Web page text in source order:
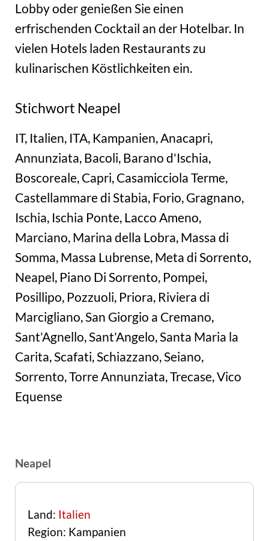
Lobby oder genießen Sie einen
erfrischenden Cocktail an der Hotelbar. In
vielen Hotels laden Restaurants zu
kulinarischen Köstlichkeiten ein.
Stichwort Neapel
IT, Italien, ITA, Kampanien, Anacapri,
Annunziata, Bacoli, Barano d'Ischia,
Boscoreale, Capri, Casamicciola Terme,
Castellammare di Stabia, Forio, Gragnano,
Ischia, Ischia Ponte, Lacco Ameno,
Marciano, Marina della Lobra, Massa di
Somma, Massa Lubrense, Meta di Sorrento,
Neapel, Piano Di Sorrento, Pompei,
Posillipo, Pozzuoli, Priora, Riviera di
Marcigliano, San Giorgio a Cremano,
Sant'Agnello, Sant'Angelo, Santa Maria la
Carita, Scafati, Schiazzano, Seiano,
Sorrento, Torre Annunziata, Trecase, Vico
Equense
Neapel
Land: Italien
Region: Kampanien